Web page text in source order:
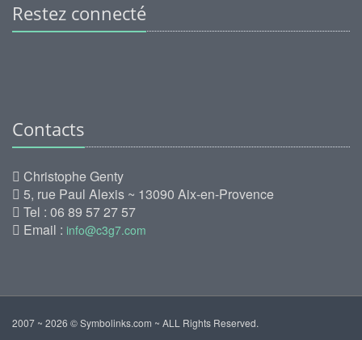
Restez connecté
Contacts
Christophe Genty
5, rue Paul Alexis ~ 13090 Aix-en-Provence
Tel : 06 89 57 27 57
Email : info@c3g7.com
2007 ~ 2026 © Symbolinks.com ~ ALL Rights Reserved.